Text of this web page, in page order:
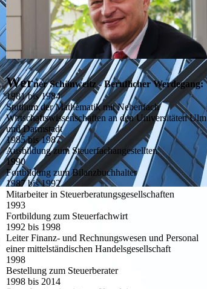
Werner Schönweitz - Beruflicher Werdegang:
1981 bis 1984
Studium der Mathematik mit Nebenfach
Wirtschaftswissenschaften an den Universitäten Ulm
und Darmstadt
1985 bis 1987
Ausbildung zum Steuerfachangestellten
1990
Fortbildung zum Bilanzbuchhalter
1987 bis 1992
Mitarbeiter in Steuerberatungsgesellschaften
1993
Fortbildung zum Steuerfachwirt
1992 bis 1998
Leiter Finanz- und Rechnungswesen und Personal
einer mittelständischen Handelsgesellschaft
1998
Bestellung zum Steuerberater
1998 bis 2014